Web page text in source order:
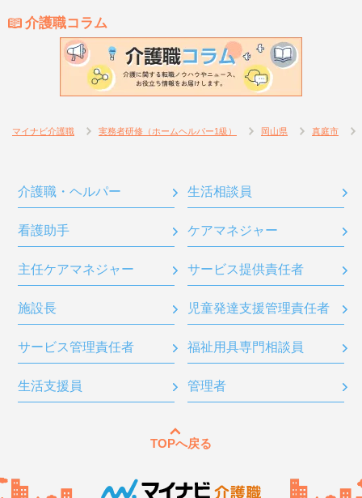
介護職コラム
マイナビ介護職 実務者研修（ホームヘルパー1級） 岡山県 真庭市
介護職・ヘルパー 生活相談員
看護助手 ケアマネジャー
主任ケアマネジャー サービス提供責任者
施設長 児童発達支援管理責任者
サービス管理責任者 福祉用具専門相談員
生活支援員 管理者
TOPへ戻る